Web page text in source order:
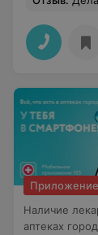
Приложение
Наличие
аптеках